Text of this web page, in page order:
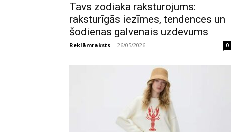
Tavs zodiaka raksturojums:
raksturīgās iezīmes, tendences un
šodienas galvenais uzdevums
Reklāmraksts - 26/05/2026 0